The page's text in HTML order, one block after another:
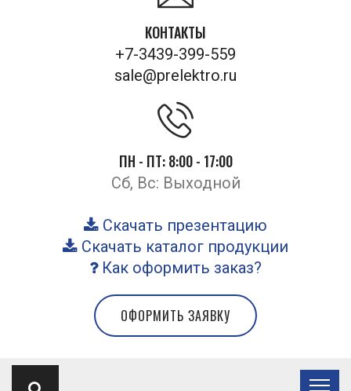
КОНТАКТЫ
+7-3439-399-559
sale@prelektro.ru
ПН - ПТ: 8:00 - 17:00
Сб, Вс: Выходной
Скачать презентацию
Скачать каталог продукции
Как оформить заказ?
ОФОРМИТЬ ЗАЯВКУ